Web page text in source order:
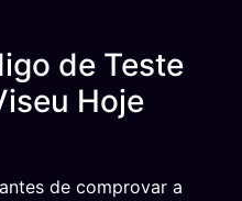
de Teste
Hoje
de comprovar a